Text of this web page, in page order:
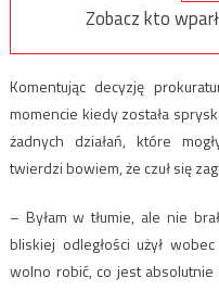
Zobacz kto
Komentując decyzję
momencie kiedy została
żadnych działań, które
twierdzi bowiem, że czuł się
– Byłam w tłumie, ale nie
bliskiej odległości użył
wolno robić, co jest